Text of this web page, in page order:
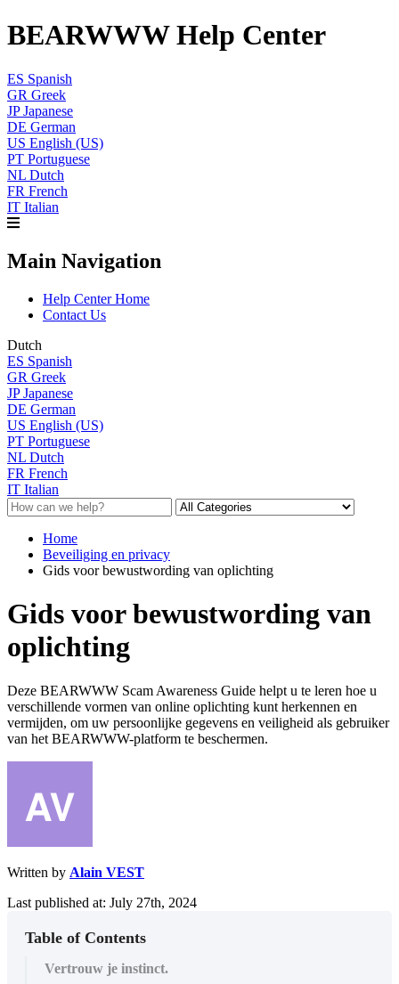
BEARWWW Help Center
ES Spanish
GR Greek
JP Japanese
DE German
US English (US)
PT Portuguese
NL Dutch
FR French
IT Italian
Main Navigation
Help Center Home
Contact Us
Dutch
ES Spanish
GR Greek
JP Japanese
DE German
US English (US)
PT Portuguese
NL Dutch
FR French
IT Italian
Home
Beveiliging en privacy
Gids voor bewustwording van oplichting
Gids voor bewustwording van
oplichting
Deze BEARWWW Scam Awareness Guide helpt u te leren hoe u
verschillende vormen van online oplichting kunt herkennen en
vermijden, om uw persoonlijke gegevens en veiligheid als gebruiker
van het BEARWWW-platform te beschermen.
Written by Alain VEST
Last published at: July 27th, 2024
Table of Contents
Vertrouw je instinct.